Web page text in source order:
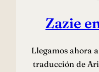
Zazie
Llegamos ahora
traducción de